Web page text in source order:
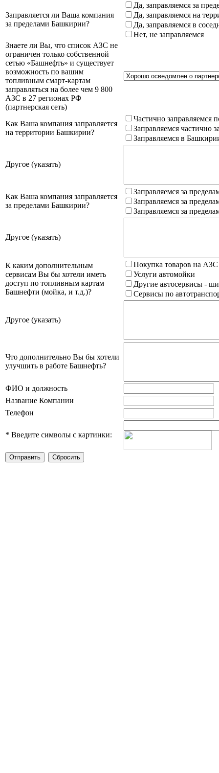
Заправляется ли Ваша компания
за пределами Башкирии?
Да, заправляемся за
Да, заправляемся на
Да, заправляемся в
Нет, не заправляемся
Знаете ли Вы, что список АЗС не
ограничен только собственной
сетью «Башнефть» и существует
возможность по вашим
топливным смарт-картам
заправляться на более чем 9 800
АЗС в 27 регионах РФ
(партнерская сеть)
Как Ваша компания заправляется
на территории Башкирии?
Частично заправляемся
Заправляемся частично
Заправляемся в
Другое (указать)
Как Ваша компания заправляется
за пределами Башкирии?
Заправляемся за
Заправляемся за
Заправляемся за
Другое (указать)
К каким дополнительным
сервисам Вы бы хотели иметь
доступ по топливным картам
Башнефти (мойка, и т.д.)?
Покупка товаров на
Услуги автомойки
Другие автосервисы -
Сервисы по
Другое (указать)
Что дополнительно Вы бы хотели
улучшить в работе Башнефть?
ФИО и должность
Название Компании
Телефон
* Введите символы с картинки: